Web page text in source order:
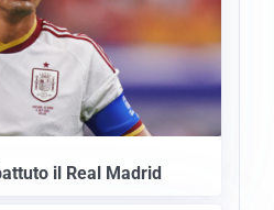
il Real Madrid